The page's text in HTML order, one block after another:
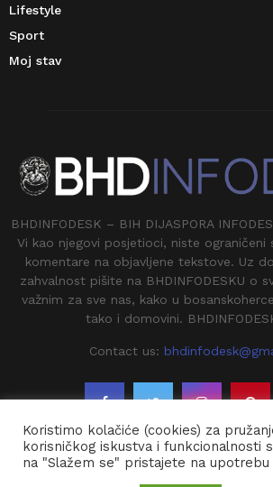
Lifestyle
Sport
Moj stav
BHDINFODESK – BIH DIJASPORA
Vi kao njegovi posjetioci, niste ograničeni
komentare na objavljene tekstove. Uz
zahvalnost pišite na BHDINFODESKU o
važnim za sve nas, kako u
tako i domovini.
Contact us:
Koristimo kolačiće (cookies) za
korisničkog iskustva i funkcionalnosti
na "Slažem se" pristajete na upotrebu